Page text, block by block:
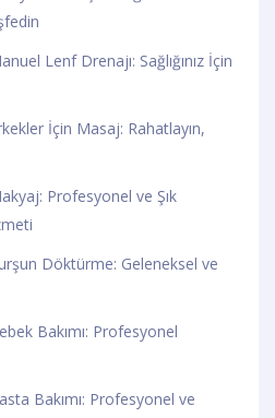
Lenf Drenajı: Sağlığınız İçin
İçin Masaj: Rahatlayın,
Profesyonel ve Şık
Döktürme: Geleneksel ve
Bakımı: Profesyonel
Bakımı: Profesyonel ve